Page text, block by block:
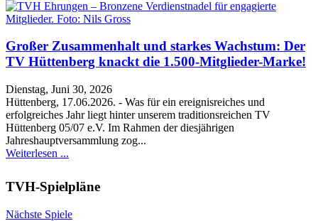
Großer Zusammenhalt und starkes Wachstum: Der
TV Hüttenberg knackt die 1.500-Mitglieder-Marke!
Dienstag, Juni 30, 2026
Hüttenberg, 17.06.2026. - Was für ein ereignisreiches und
erfolgreiches Jahr liegt hinter unserem traditionsreichen TV
Hüttenberg 05/07 e.V. Im Rahmen der diesjährigen
Jahreshauptversammlung zog...
Weiterlesen ...
TVH-Spielpläne
Nächste Spiele